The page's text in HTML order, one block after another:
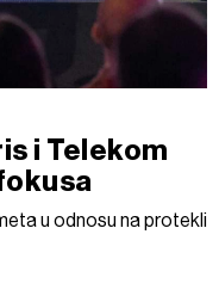
i Telekom
u odnosu na protekli